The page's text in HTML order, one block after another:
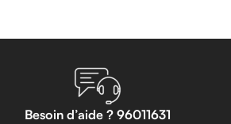
Besoin d’aide ? 96011631